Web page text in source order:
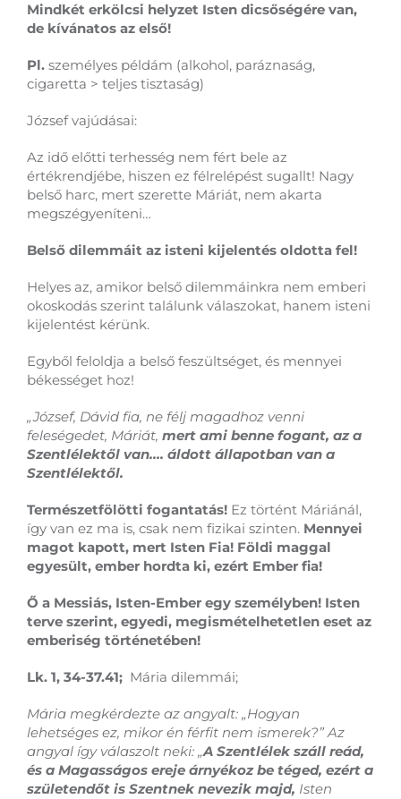
Mindkét erkölcsi helyzet Isten dicsőségére van,
de kívánatos az első!
Pl. személyes példám (alkohol, paráznaság,
cigaretta > teljes tisztaság)
József vajúdásai:
Az idő előtti terhesség nem fért bele az
értékrendjébe, hiszen ez félrelépést sugallt! Nagy
belső harc, mert szerette Máriát, nem akarta
megszégyeníteni…
Belső dilemmáit az isteni kijelentés oldotta fel!
Helyes az, amikor belső dilemmáinkra nem emberi
okoskodás szerint találunk válaszokat, hanem isteni
kijelentést kérünk.
Egyből feloldja a belső feszültséget, és mennyei
békességet hoz!
„József, Dávid fia, ne félj magadhoz venni
feleségedet, Máriát, mert ami benne fogant, az a
Szentlélektől van…. áldott állapotban van a
Szentlélektől.
Természetfölötti fogantatás! Ez történt Máriánál,
így van ez ma is, csak nem fizikai szinten. Mennyei
magot kapott, mert Isten Fia! Földi maggal
egyesült, ember hordta ki, ezért Ember fia!
Ő a Messiás, Isten-Ember egy személyben! Isten
terve szerint, egyedi, megismételhetetlen eset az
emberiség történetében!
Lk. 1, 34-37.41; Mária dilemmái;
Mária megkérdezte az angyalt: „Hogyan
lehetséges ez, mikor én férfit nem ismerek?” Az
angyal így válaszolt neki: „A Szentlélek száll reád,
és a Magasságos ereje árnyékoz be téged, ezért a
születendőt is Szentnek nevezik majd, Isten